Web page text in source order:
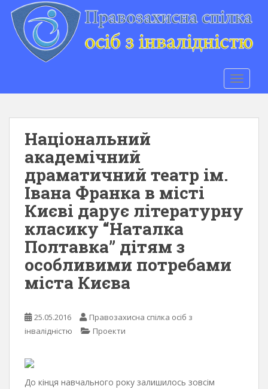
Національний
академічний
драматичний театр ім.
Івана Франка в місті
Києві дарує літературну
класику “Наталка
Полтавка” дітям з
особливими потребами
міста Києва
25.05.2016
Правозахисна спілка осіб з
інвалідністю
Проекти
До кінця навчального року залишилось зовсім